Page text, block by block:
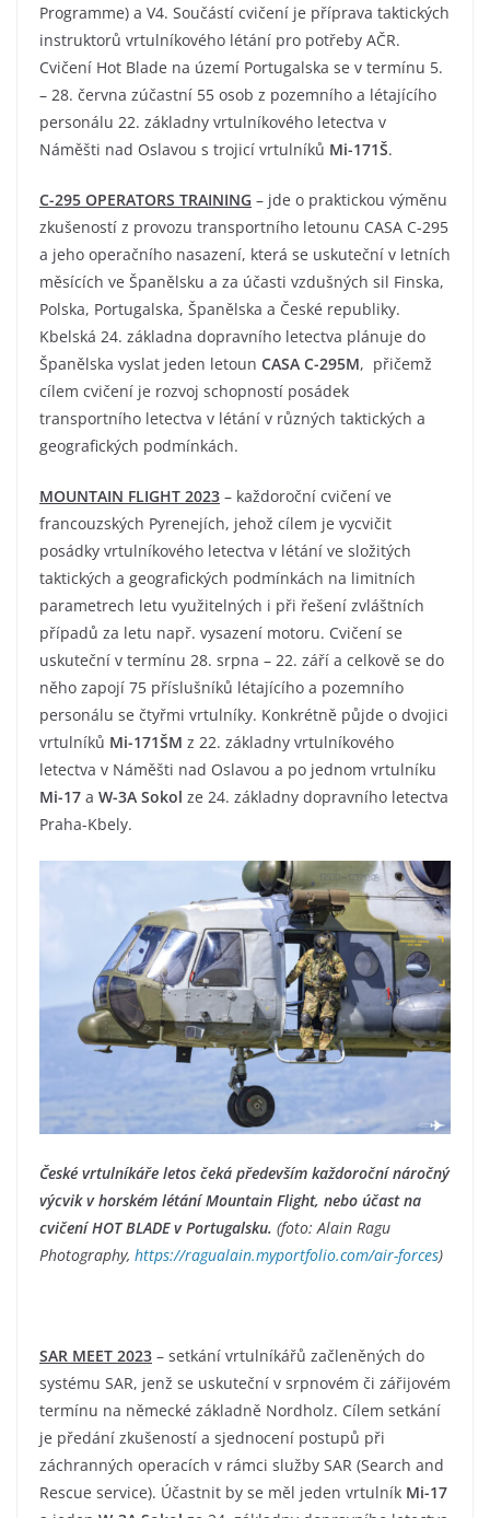
Programme) a V4. Součástí cvičení je příprava taktických
instruktorů vrtulníkového létání pro potřeby AČR.
Cvičení Hot Blade na území Portugalska se v termínu 5.
– 28. června zúčastní 55 osob z pozemního a létajícího
personálu 22. základny vrtulníkového letectva v
Náměšti nad Oslavou s trojicí vrtulníků Mi-171Š.
C-295 OPERATORS TRAINING – jde o praktickou výměnu
zkušeností z provozu transportního letounu CASA C-295
a jeho operačního nasazení, která se uskuteční v letních
měsících ve Španělsku a za účasti vzdušných sil Finska,
Polska, Portugalska, Španělska a České republiky.
Kbelská 24. základna dopravního letectva plánuje do
Španělska vyslat jeden letoun CASA C-295M, přičemž
cílem cvičení je rozvoj schopností posádek
transportního letectva v létání v různých taktických a
geografických podmínkách.
MOUNTAIN FLIGHT 2023 – každoroční cvičení ve
francouzských Pyrenejích, jehož cílem je vycvičit
posádky vrtulníkového letectva v létání ve složitých
taktických a geografických podmínkách na limitních
parametrech letu využitelných i při řešení zvláštních
případů za letu např. vysazení motoru. Cvičení se
uskuteční v termínu 28. srpna – 22. září a celkově se do
něho zapojí 75 příslušníků létajícího a pozemního
personálu se čtyřmi vrtulníky. Konkrétně půjde o dvojici
vrtulníků Mi-171ŠM z 22. základny vrtulníkového
letectva v Náměšti nad Oslavou a po jednom vrtulníku
Mi-17 a W-3A Sokol ze 24. základny dopravního letectva
Praha-Kbely.
České vrtulníkáře letos čeká především každoroční náročný
výcvik v horském létání Mountain Flight, nebo účast na
cvičení HOT BLADE v Portugalsku. (foto: Alain Ragu
Photography, https://ragualain.myportfolio.com/air-forces)
SAR MEET 2023 – setkání vrtulníkářů začleněných do
systému SAR, jenž se uskuteční v srpnovém či zářijovém
termínu na německé základně Nordholz. Cílem setkání
je předání zkušeností a sjednocení postupů při
záchranných operacích v rámci služby SAR (Search and
Rescue service). Účastnit by se měl jeden vrtulník Mi-17